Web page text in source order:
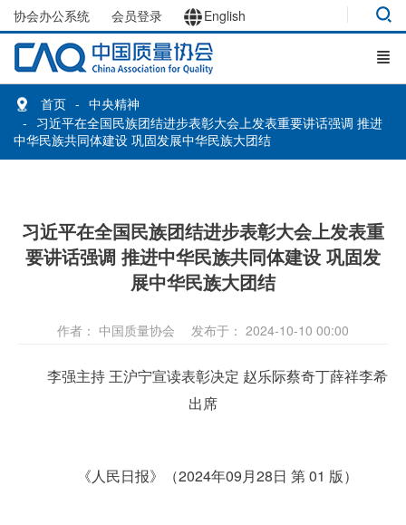
协会办公系统 会员登录 English
首页
中央精神
习近平在全国民族团结进步表彰大会上发表重要讲话强调 推进
中华民族共同体建设 巩固发展中华民族大团结
习近平在全国民族团结进步表彰大会上发表重
要讲话强调 推进中华民族共同体建设 巩固发
展中华民族大团结
作者： 中国质量协会 发布于： 2024-10-10 00:00
李强主持 王沪宁宣读表彰决定 赵乐际蔡奇丁薛祥李希
出席
《人民日报》（2024年09月28日 第 01 版）